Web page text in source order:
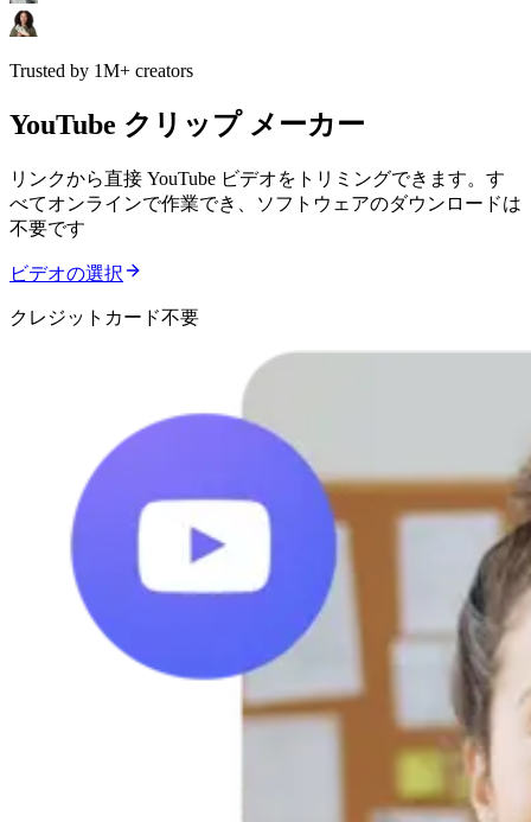
Trusted by 1M+ creators
YouTube クリップ メーカー
リンクから直接 YouTube ビデオをトリミングできます。す
べてオンラインで作業でき、ソフトウェアのダウンロードは
不要です
ビデオの選択
クレジットカード不要